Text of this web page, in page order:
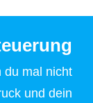
du mal nicht
und dein